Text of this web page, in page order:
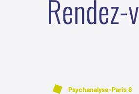
Rendez-v
Psychanalyse-Paris 8